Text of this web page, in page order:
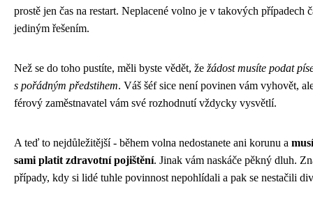
prostě jen čas na restart. Neplacené volno je v takových případech
jediným řešením.
Než se do toho pustíte, měli byste vědět, že žádost musíte podat
s pořádným předstihem. Váš šéf sice není povinen vám vyhovět,
férový zaměstnavatel vám své rozhodnutí vždycky vysvětlí.
A teď to nejdůležitější - během volna nedostanete ani korunu a
sami platit zdravotní pojištění. Jinak vám naskáče pěkný dluh.
případy, kdy si lidé tuhle povinnost nepohlídali a pak se nestačili